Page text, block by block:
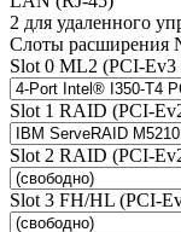
2 для удаленного
Слоты расширения
Slot 0 ML2 (PCI-
Slot 1 RAID (PCI-
Slot 2 RAID (PCI-
Slot 3 FH/HL (PCI-